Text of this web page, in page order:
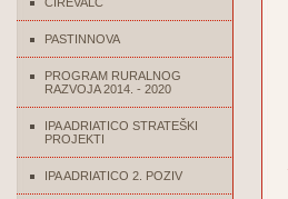
PASTINNOVA
PROGRAM RURALNOG
RAZVOJA 2014. - 2020
IPA ADRIATICO STRATEŠKI
PROJEKTI
IPA ADRIATICO 2. POZIV